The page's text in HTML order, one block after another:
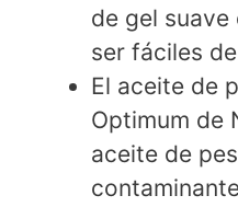
de gel suave
ser fáciles
El aceite de
Optimum de
aceite de